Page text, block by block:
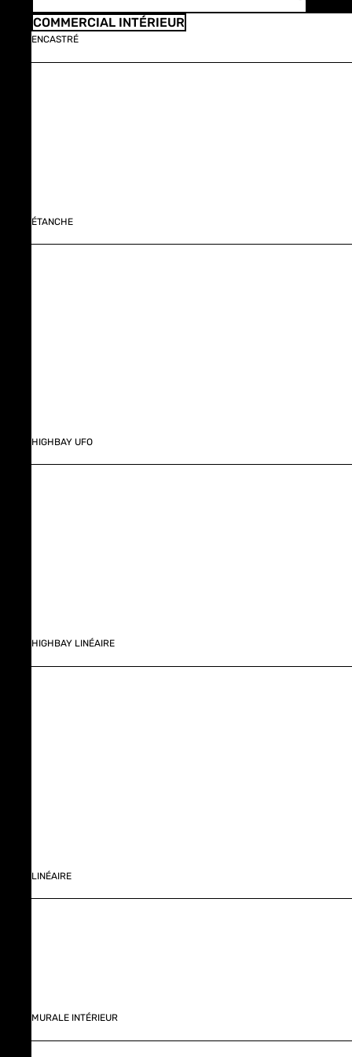
COMMERCIAL INTÉRIEUR
ENCASTRÉ
ÉTANCHE
HIGHBAY UFO
HIGHBAY LINÉAIRE
LINÉAIRE
MURALE INTÉRIEUR